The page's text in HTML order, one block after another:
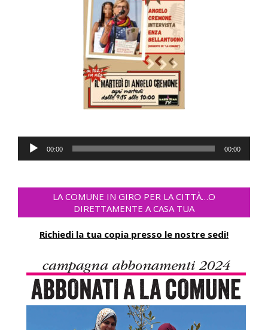
Audio
Player
00:00 00:00
LA COMUNE IN GIRO PER LA CITTÀ…O
DIRETTAMENTE A CASA TUA
Richiedi la tua copia presso le nostre sedi!